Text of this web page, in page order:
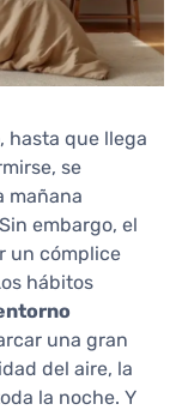
hasta que llega
se
mañana
embargo, el
un cómplice
hábitos
una gran
del aire, la
la noche. Y